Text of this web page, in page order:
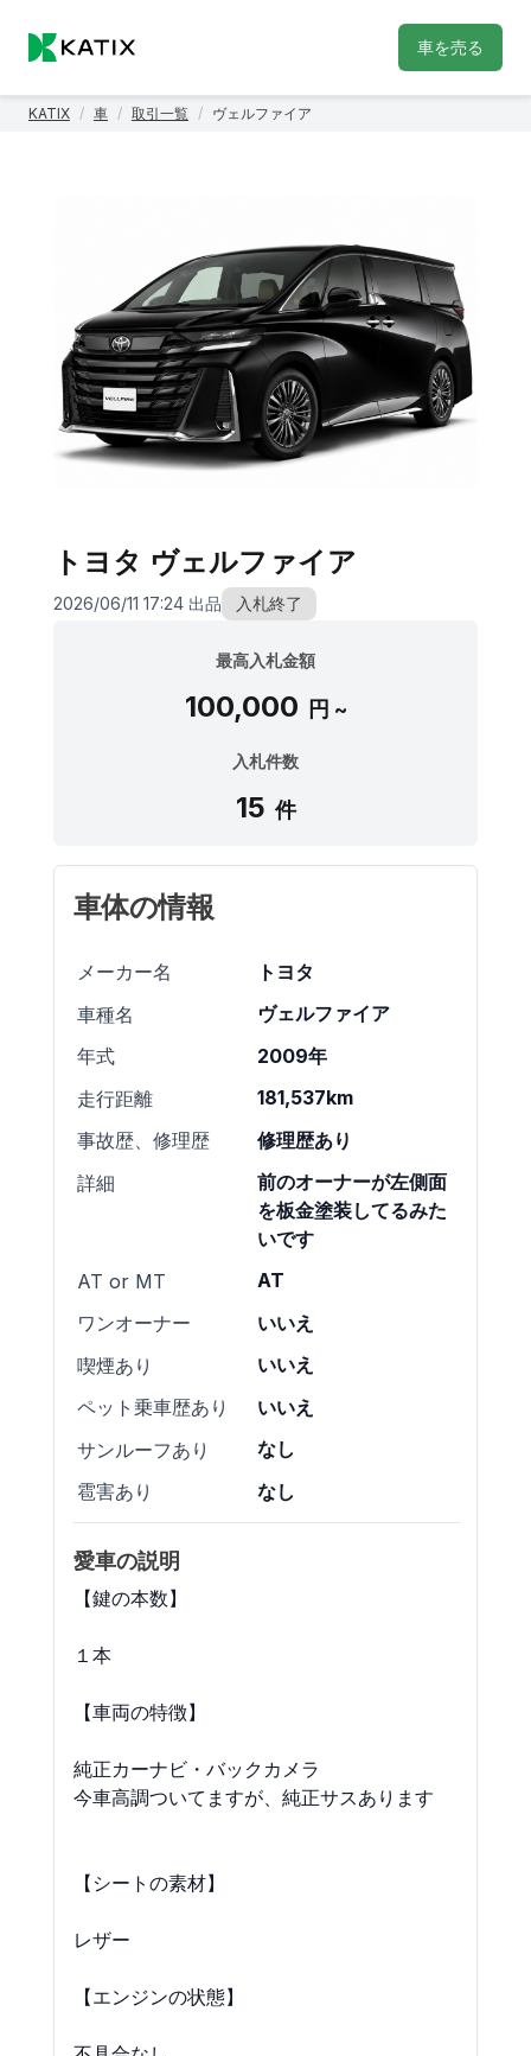
車を売る
KATIX / 車 / 取引一覧 / ヴェルファイア
トヨタ ヴェルファイア
2026/06/11 17:24 出品 入札終了
最高入札金額
100,000 円 ~
入札件数
15 件
車体の情報
メーカー名
トヨタ
車種名
ヴェルファイア
年式
2009年
走行距離
181,537km
事故歴、修理歴
修理歴あり
詳細
前のオーナーが左側面
を板金塗装してるみた
いです
AT or MT
AT
ワンオーナー
いいえ
喫煙あり
いいえ
ペット乗車歴あり
いいえ
サンルーフあり
なし
雹害あり
なし
愛車の説明
【鍵の本数】
１本
【車両の特徴】
純正カーナビ・バックカメラ
今車高調ついてますが、純正サスあります
【シートの素材】
レザー
【エンジンの状態】